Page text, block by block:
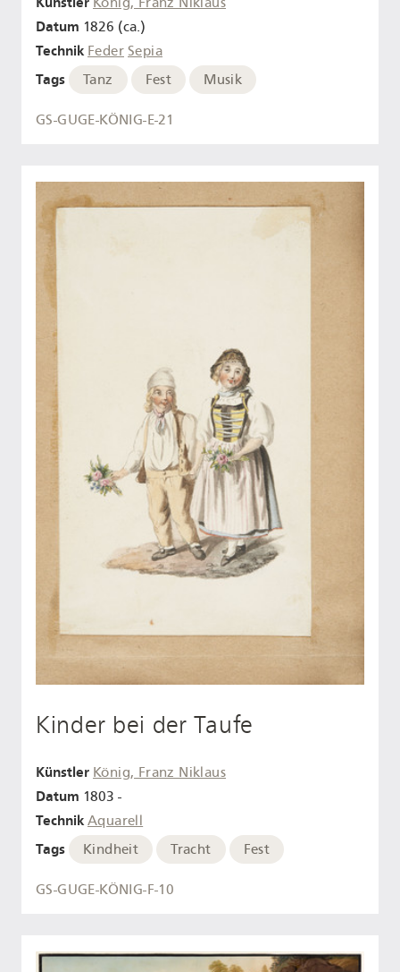
Datum 1826 (ca.)
Technik Feder Sepia
Tags Tanz Fest Musik
GS-GUGE-KÖNIG-E-21
Kinder bei der Taufe
Künstler König, Franz Niklaus
Datum 1803 -
Technik Aquarell
Tags Kindheit Tracht Fest
GS-GUGE-KÖNIG-F-10